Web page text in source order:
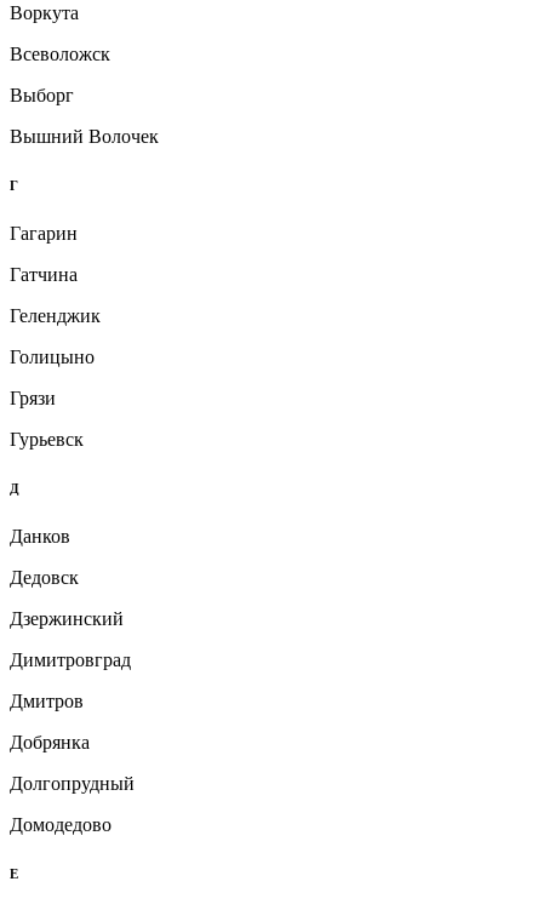
Воркута
Всеволожск
Выборг
Вышний Волочек
Г
Гагарин
Гатчина
Геленджик
Голицыно
Грязи
Гурьевск
Д
Данков
Дедовск
Дзержинский
Димитровград
Дмитров
Добрянка
Долгопрудный
Домодедово
Е